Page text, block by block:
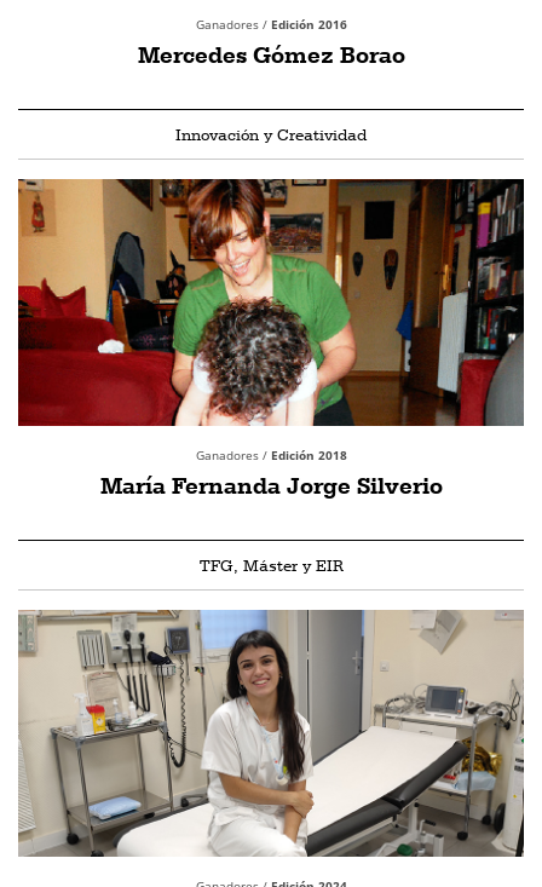
Ganadores / Edición 2016
Mercedes Gómez Borao
Innovación y Creatividad
Ganadores / Edición 2018
María Fernanda Jorge Silverio
TFG, Máster y EIR